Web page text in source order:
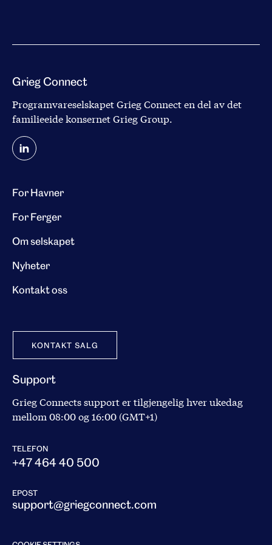
Grieg Connect
Programvareselskapet Grieg Connect en del av det
familieeide konsernet Grieg Group.
For Havner
For Ferger
Om selskapet
Nyheter
Kontakt oss
KONTAKT SALG
Support
Grieg Connects support er tilgjengelig hver ukedag
mellom 08:00 og 16:00 (GMT+1)
TELEFON
+47 464 40 500
EPOST
support@griegconnect.com